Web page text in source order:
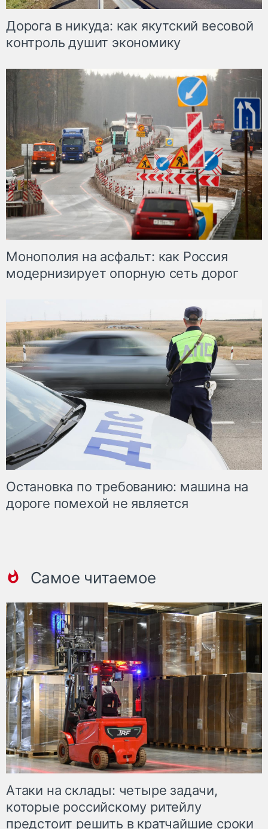
Дорога в никуда: как якутский весовой
контроль душит экономику
Монополия на асфальт: как Россия
модернизирует опорную сеть дорог
Остановка по требованию: машина на
дороге помехой не является
Самое читаемое
Атаки на склады: четыре задачи,
которые российскому ритейлу
предстоит решить в кратчайшие сроки